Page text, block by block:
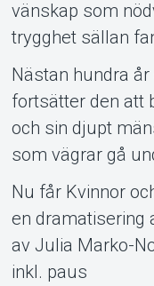
vänskap som
trygghet sällan
Nästan hundra
fortsätter den att
och sin djupt
som vägrar gå
Nu får Kvinnor
en dramatisering
av Julia Marko-
inkl. paus